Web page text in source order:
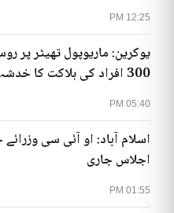
12:25 PM
05:40 PM
یوکرین: ماریوپول تھیٹر پر
300 افراد کی ہلاکت کا خدشہ
01:55 PM
اسلام آباد: او آئی سی
اجلاس جاری